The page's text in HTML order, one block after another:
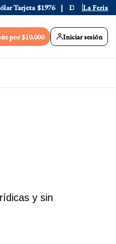
Tarjeta $1976 Dólar Blue
La Feria
por $10.000 Iniciar sesión
y sin